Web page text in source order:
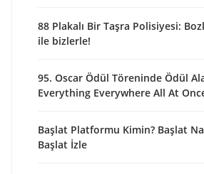
88 Plakalı Bir Taşra Polisiyesi:
ile bizlerle!
95. Oscar Ödül Töreninde Ödül
Everything Everywhere All At
Başlat Platformu Kimin? Başlat
Başlat İzle